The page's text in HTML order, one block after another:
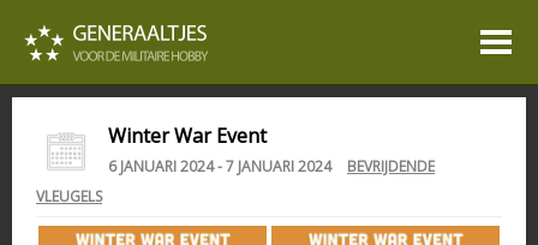
Winter War Event
6 JANUARI 2024 - 7 JANUARI 2024
BEVRIJDENDE
VLEUGELS